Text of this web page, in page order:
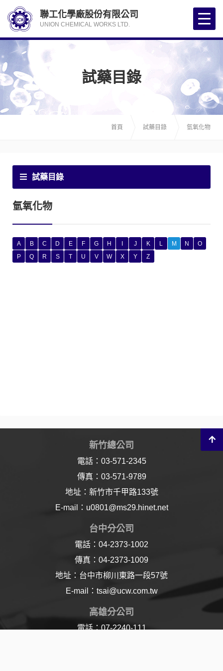
試藥目錄
首頁 試藥目錄 氫氧化物
試藥目錄
氫氧化物
A B C D E F G H J K L M N
O
P
Q R S T U V W X Y Z
新竹總公司
電話：03-571-2345
傳真：03-571-9789
地址：新竹市千甲路133號
E-mail：u0801@ms29.hinet.net
台中分公司
電話：04-2373-1002
傳真：04-2373-1009
地址：台中市柳川東路一段57號
E-mail：tsai@ucw.com.tw
高雄分公司
電話：07-2240-111
聯工化學廠股份有限公司
UNION CHEMICAL WORKS LTD.